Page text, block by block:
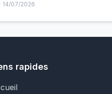
14/07/2026
rapides